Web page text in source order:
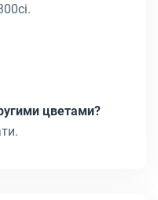
цветами?